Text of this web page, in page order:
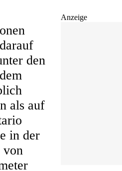
Anzeige
den
als auf
in der
von